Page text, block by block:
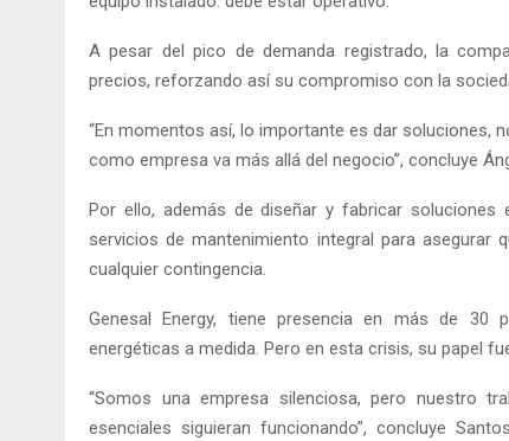
A pesar del pico de demanda registrado, la
precios, reforzando así su compromiso con la
“En momentos así, lo importante es dar soluciones,
como empresa va más allá del negocio”, concluye
Por ello, además de diseñar y fabricar soluciones
servicios de mantenimiento integral para asegurar
cualquier contingencia.
Genesal Energy, tiene presencia en más de
energéticas a medida. Pero en esta crisis, su papel
“Somos una empresa silenciosa, pero nuestro
esenciales siguieran funcionando”, concluye